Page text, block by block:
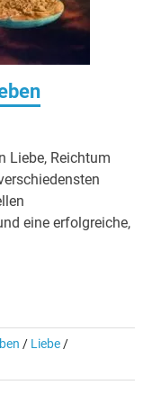
Liebe, Reichtum
eine erfolgreiche,
/ Liebe /